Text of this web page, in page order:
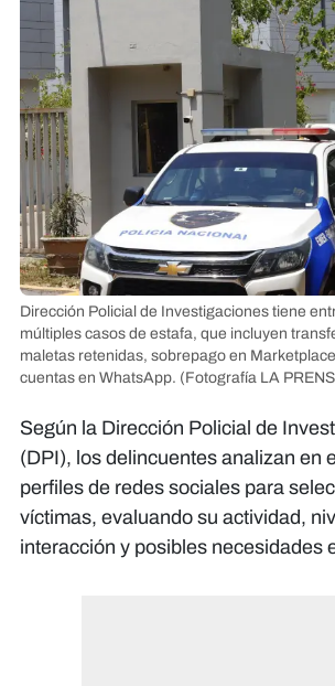
Dirección Policial de Investigaciones tiene
múltiples casos de estafa, que incluyen
maletas retenidas, sobrepago en
cuentas en WhatsApp. (Fotografía LA
Según la Dirección Policial de
(DPI), los delincuentes analizan en
perfiles de redes sociales para
víctimas, evaluando su actividad,
interacción y posibles necesidades